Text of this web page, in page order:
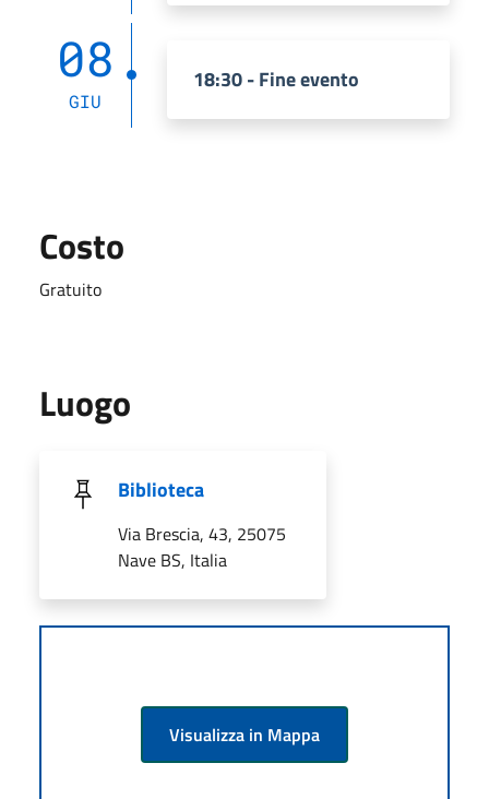
08
GIU
18:30 - Fine evento
Costo
Gratuito
Luogo
Biblioteca
Via Brescia, 43, 25075
Nave BS, Italia
Visualizza in Mappa